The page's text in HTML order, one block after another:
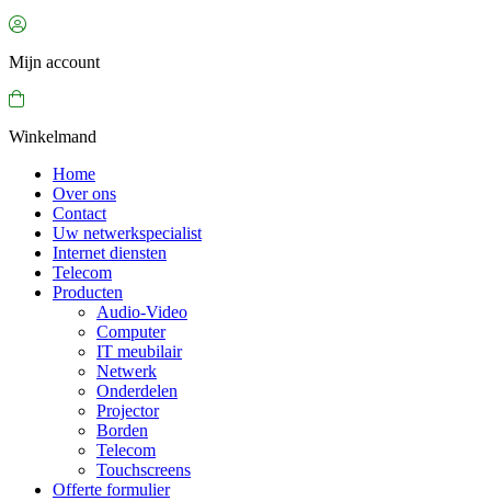
Mijn account
Winkelmand
Home
Over ons
Contact
Uw netwerkspecialist
Internet diensten
Telecom
Producten
Audio-Video
Computer
IT meubilair
Netwerk
Onderdelen
Projector
Borden
Telecom
Touchscreens
Offerte formulier